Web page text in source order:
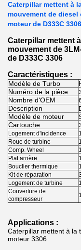
Caterpillar mettent à
mouvement de diesel
moteur de D333C 3306
Caterpillar mettent
mouvement de
de D333C 3306
Caractéristiques :
Modèle de Turbo
Numéro de la pièce
Nombre d'OEM
Description
Modèle de moteur
Cartouche
Logement d'incidence
Roue de turbine
Comp. Wheel
Plat arrière
Bouclier thermique
Kit de réparation
Logement de turbine
Couverture de
compresseur
Applications :
Caterpillar mettent à la
moteur 3306